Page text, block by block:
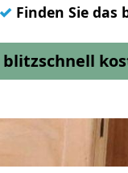
✓ Finden Sie
blitzschnell